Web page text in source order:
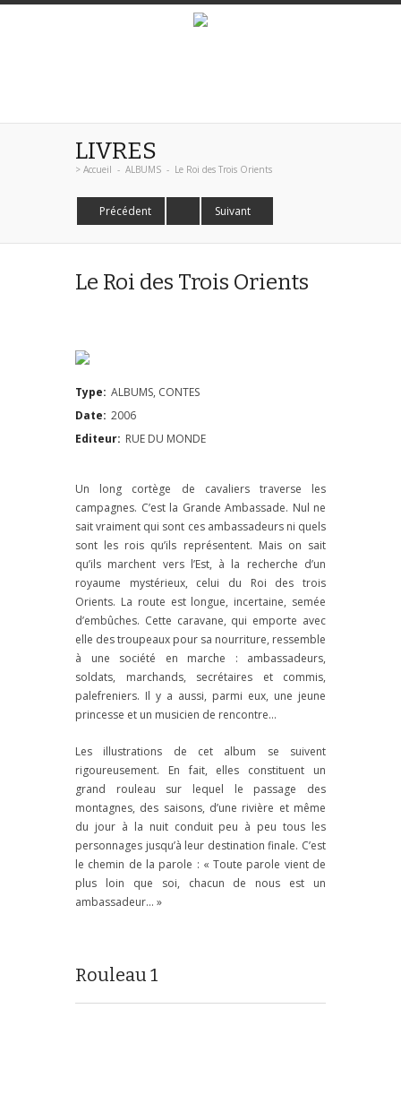
LIVRES
> Accueil - ALBUMS - Le Roi des Trois Orients
Précédent Suivant
Le Roi des Trois Orients
Type: ALBUMS, CONTES
Date: 2006
Editeur: RUE DU MONDE
Un long cortège de cavaliers traverse les
campagnes. C’est la Grande Ambassade. Nul ne
sait vraiment qui sont ces ambassadeurs ni quels
sont les rois qu’ils représentent. Mais on sait
qu’ils marchent vers l’Est, à la recherche d’un
royaume mystérieux, celui du Roi des trois
Orients. La route est longue, incertaine, semée
d’embûches. Cette caravane, qui emporte avec
elle des troupeaux pour sa nourriture, ressemble
à une société en marche : ambassadeurs,
soldats, marchands, secrétaires et commis,
palefreniers. Il y a aussi, parmi eux, une jeune
princesse et un musicien de rencontre…
Les illustrations de cet album se suivent
rigoureusement. En fait, elles constituent un
grand rouleau sur lequel le passage des
montagnes, des saisons, d’une rivière et même
du jour à la nuit conduit peu à peu tous les
personnages jusqu’à leur destination finale. C’est
le chemin de la parole : « Toute parole vient de
plus loin que soi, chacun de nous est un
ambassadeur… »
Rouleau 1